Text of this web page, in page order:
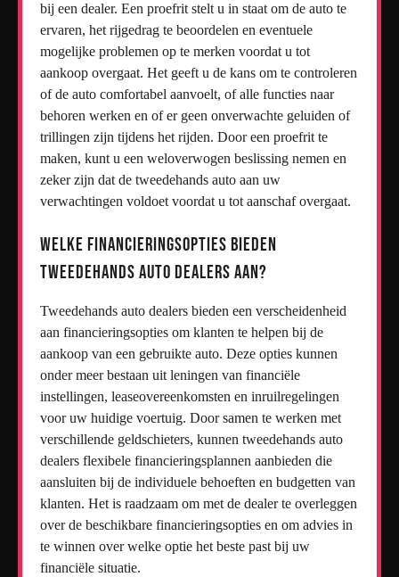
bij een dealer. Een proefrit stelt u in staat om de auto te
ervaren, het rijgedrag te beoordelen en eventuele
mogelijke problemen op te merken voordat u tot
aankoop overgaat. Het geeft u de kans om te controleren
of de auto comfortabel aanvoelt, of alle functies naar
behoren werken en of er geen onverwachte geluiden of
trillingen zijn tijdens het rijden. Door een proefrit te
maken, kunt u een weloverwogen beslissing nemen en
zeker zijn dat de tweedehands auto aan uw
verwachtingen voldoet voordat u tot aanschaf overgaat.
Welke financieringsopties bieden
tweedehands auto dealers aan?
Tweedehands auto dealers bieden een verscheidenheid
aan financieringsopties om klanten te helpen bij de
aankoop van een gebruikte auto. Deze opties kunnen
onder meer bestaan uit leningen van financiële
instellingen, leaseovereenkomsten en inruilregelingen
voor uw huidige voertuig. Door samen te werken met
verschillende geldschieters, kunnen tweedehands auto
dealers flexibele financieringsplannen aanbieden die
aansluiten bij de individuele behoeften en budgetten van
klanten. Het is raadzaam om met de dealer te overleggen
over de beschikbare financieringsopties en om advies in
te winnen over welke optie het beste past bij uw
financiële situatie.